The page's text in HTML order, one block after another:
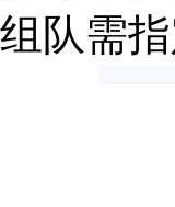
组队需